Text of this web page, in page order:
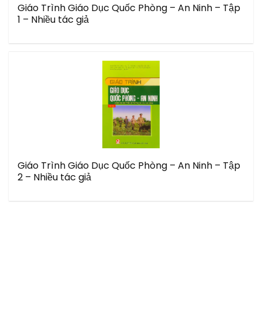
Giáo Trình Giáo Dục Quốc Phòng – An Ninh – Tập
1 – Nhiều tác giả
Giáo Trình Giáo Dục Quốc Phòng – An Ninh – Tập
2 – Nhiều tác giả